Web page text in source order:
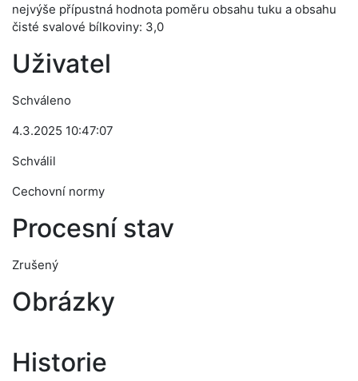
nejvýše přípustná hodnota poměru obsahu tuku a obsahu
čisté svalové bílkoviny: 3,0
Uživatel
Schváleno
4.3.2025 10:47:07
Schválil
Cechovní normy
Procesní stav
Zrušený
Obrázky
Historie